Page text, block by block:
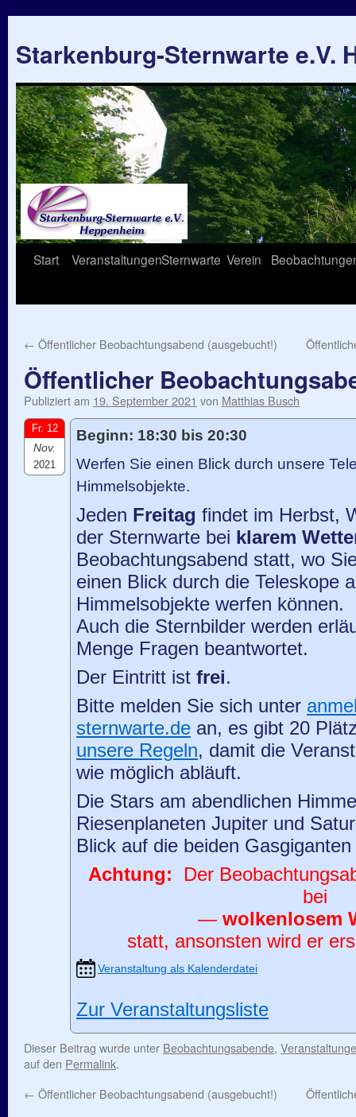
Starkenburg-Sternwarte e.V.
Springe
Start VeranstaltungenSternwarte Verein
← Öffentlicher Beobachtungsabend (ausgebucht!)
Öffentlicher
Publiziert am 19. September 2021 von Matthias Busch
Fr. 12
Nov.
2021
Beginn: 18:30 bis 20:30
Werfen Sie einen Blick durch unsere
Himmelsobjekte.
Jeden Freitag findet im Herbst,
der Sternwarte bei klarem
Beobachtungsabend statt, wo
einen Blick durch die Teleskope
Himmelsobjekte werfen können.
Auch die Sternbilder werden
Menge Fragen beantwortet.
Der Eintritt ist frei.
Bitte melden Sie sich unter
sternwarte.de an, es gibt 20
unsere Regeln, damit die
wie möglich abläuft.
Die Stars am abendlichen
Riesenplaneten Jupiter und
Blick auf die beiden
Achtung: Der
bei
— wolkenlosem
statt, ansonsten wird er
Veranstaltung als Kalenderdatei
Zur Veranstaltungsliste
Dieser Beitrag wurde unter Beobachtungsabende,
auf den Permalink.
← Öffentlicher Beobachtungsabend (ausgebucht!)